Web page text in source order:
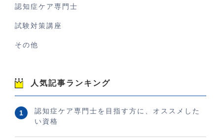
認知症ケア専門士
試験対策講座
その他
人気記事ランキング
認知症ケア専門士を目指す方に、オススメした
い資格